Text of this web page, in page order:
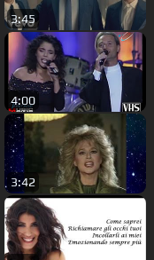
3:45
4:00
3:42